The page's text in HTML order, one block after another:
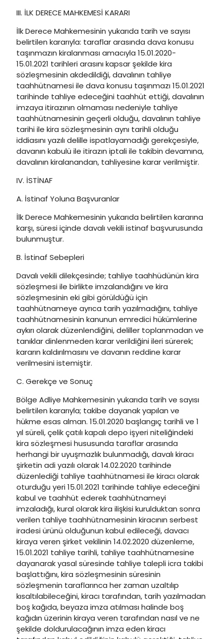
III. İLK DERECE MAHKEMESİ KARARI
İlk Derece Mahkemesinin yukarıda tarih ve sayısı
belirtilen kararıyla: taraflar arasında dava konusu
taşınmazın kiralanması amacıyla 15.01.2020-
15.01.2021 tarihleri arasını kapsar şekilde kira
sözleşmesinin akdedildiği, davalının tahliye
taahhütnamesi ile dava konusu taşınmazı 15.01.2021
tarihinde tahliye edeceğini taahhüt ettiği, davalının
imzaya itirazının olmaması nedeniyle tahliye
taahhütnamesinin geçerli olduğu, davalının tahliye
tarihi ile kira sözleşmesinin aynı tarihli olduğu
iddiasını yazılı delille ispatlayamadığı gerekçesiyle,
davanın kabulü ile itirazın iptali ile takibin devamına,
davalının kiralanandan, tahliyesine karar verilmiştir.
IV. İSTİNAF
A. İstinaf Yoluna Başvuranlar
İlk Derece Mahkemesinin yukarıda belirtilen kararına
karşı, süresi içinde davalı vekili istinaf başvurusunda
bulunmuştur.
B. İstinaf Sebepleri
Davalı vekili dilekçesinde; tahliye taahhüdünün kira
sözleşmesi ile birlikte imzalandığını ve kira
sözleşmesinin eki gibi görüldüğü için
taahhütnameye ayrıca tarih yazılmadığını, tahliye
taahhütnamesinin kanunun emredici hükümlerine
aykırı olarak düzenlendiğini, deliller toplanmadan ve
tanıklar dinlenmeden karar verildiğini ileri sürerek;
kararın kaldırılmasını ve davanın reddine karar
verilmesini istemiştir.
C. Gerekçe ve Sonuç
Bölge Adliye Mahkemesinin yukarıda tarih ve sayısı
belirtilen kararıyla; takibe dayanak yapılan ve
hükme esas alman. 15.01.2020 başlangıç tarihli ve 1
yıl süreli, çelik çatılı kapalı depo işyeri niteliğindeki
kira sözleşmesi hususunda taraflar arasında
herhangi bir uyuşmazlık bulunmadığı, davalı kiracı
şirketin adi yazılı olarak 14.02.2020 tarihinde
düzenlediği tahliye taahhütnamesi ile kiracı olarak
oturduğu yeri 15.01.2021 tarihinde tahliye edeceğini
kabul ve taahhüt ederek taahhütnameyi
imzaladığı, kural olarak kira ilişkisi kurulduktan sonra
verilen tahliye taahhütnamesinin kiracının serbest
iradesi ürünü olduğunun kabul edileceği, davacı
kiraya veren şirket vekilinin 14.02.2020 düzenleme,
15.01.2021 tahliye tarihli, tahliye taahhütnamesine
dayanarak yasal süresinde tahliye talepli icra takibi
başlattığını, kira sözleşmesinin süresinin
sözleşmenin taraflarınca her zaman uzaltılıp
kısaltılabileceğini, kiracı tarafından, tarih yazılmadan
boş kağıda, beyaza imza atılması halinde boş
kağıdın üzerinin kiraya veren tarafından nasıl ve ne
şekilde doldurulacağının imza eden kiracı